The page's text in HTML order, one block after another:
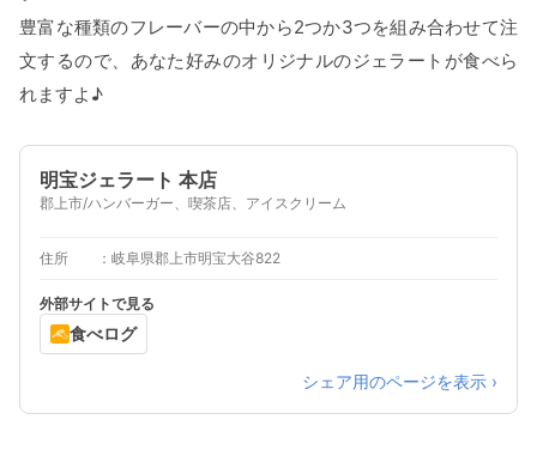
豊富な種類のフレーバーの中から2つか3つを組み合わせて注
文するので、あなた好みのオリジナルのジェラートが食べら
れますよ♪
明宝ジェラート 本店
郡上市/ハンバーガー、喫茶店、アイスクリーム
住所 岐阜県郡上市明宝大谷822
外部サイトで見る
食べログ
シェア用のページを表示 ›